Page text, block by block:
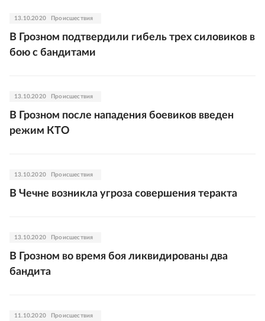
13.10.2020 Происшествия
В Грозном подтвердили гибель трех силовиков в
бою с бандитами
13.10.2020 Происшествия
В Грозном после нападения боевиков введен
режим КТО
13.10.2020 Происшествия
В Чечне возникла угроза совершения теракта
13.10.2020 Происшествия
В Грозном во время боя ликвидированы два
бандита
11.10.2020 Происшествия